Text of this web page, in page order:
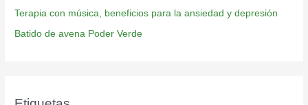
Terapia con música, beneficios para la ansiedad y depresión
Batido de avena Poder Verde